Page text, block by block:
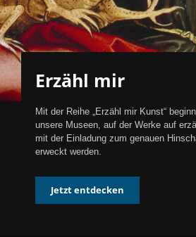
Erzähl mir
Mit der Reihe „Erzähl mir Kunst“
unsere Museen, auf der Werke auf
mit der Einladung zum genauen
erweckt werden.
Jetzt entdecken